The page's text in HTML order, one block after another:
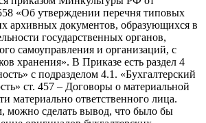
«Об утверждении перечня типовых
архивных документов, образующихся в
государственных органов,
самоуправления и организаций, с
хранения». В Приказе есть раздел 4
с подразделом 4.1. «Бухгалтерский
ст. 457 – Договоры о материальной
материально ответственного лица.
можно сделать вывод, что было бы